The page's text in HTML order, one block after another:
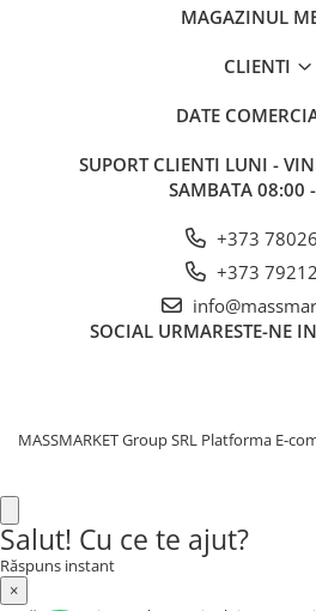
Saci de dormit, saltele, perne
Incaltaminte
Accesorii
Monturi
MAGAZINUL
CLIENTI
DATE
SUPORT CLIENTI LUNI -
SAMBATA 08:00
+373
+373
SOCIAL URMARESTE-NE
MASSMARKET Group SRL Platforma E-
Salut! Cu ce te ajut?
Răspuns instant
×